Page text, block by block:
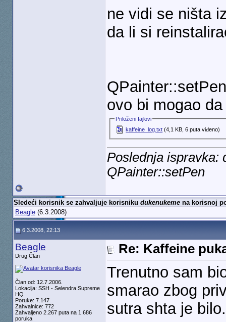
ne vidi se ništa
da li si
ovo bi mogao
Priloženi fajlovi
kaffeine_log.txt (4,1 KB, 6 puta viđeno)
Poslednja ispravka:
QPainter::setPen
Sledeći korisnik se zahvaljuje korisniku dukenukemena korisnoj
Beagle(6.3.2008)
6.3.2008, 22:13
Beagle
Drug Član
Član od: 12.7.2006.
Lokacija: SSH - Selendra Supreme
HQ
Poruke: 7.147
Zahvalnice: 772
Zahvaljeno 2.267 puta na 1.686
poruka
Re: Kaffeine
Trenutno sam
smarao zbog
sutra shta je